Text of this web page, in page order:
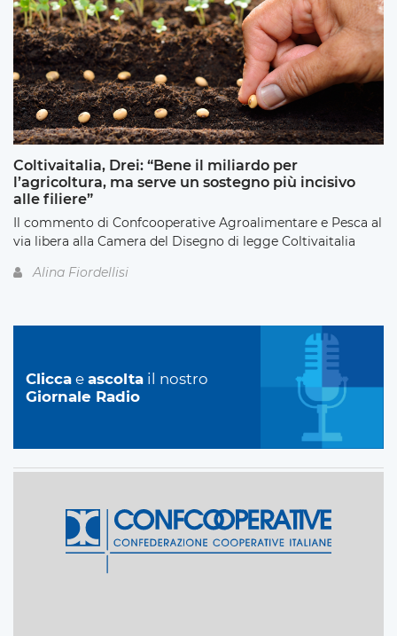
Coltivaitalia, Drei: “Bene il miliardo per
l’agricoltura, ma serve un sostegno più incisivo
alle filiere”
Il commento di Confcooperative Agroalimentare e Pesca al
via libera alla Camera del Disegno di legge Coltivaitalia
Alina Fiordellisi
Clicca e ascolta il nostro
Giornale Radio